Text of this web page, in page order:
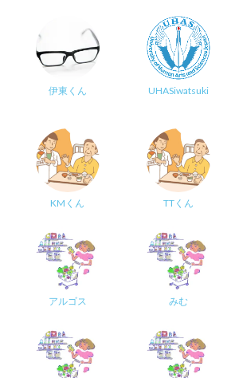
伊東くん UHASiwatsuki
KMくん TTくん
アルゴス みむ